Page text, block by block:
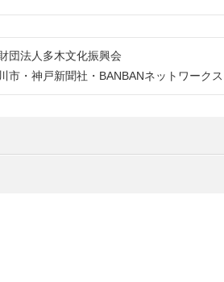
団法人多木文化振興会
市・神戸新聞社・BANBANネットワークス